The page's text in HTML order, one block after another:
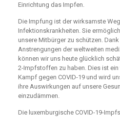
Einrichtung das Impfen.
Die Impfung ist der wirksamste
Infektionskrankheiten. Sie
unsere Mitbürger zu schützen.
Anstrengungen der weltweiten
können wir uns heute glücklich
2-Impfstoffen zu haben. Dies ist
Kampf gegen COVID-19 und wird
ihre Auswirkungen auf unsere
einzudämmen.
Die luxemburgische COVID-19-